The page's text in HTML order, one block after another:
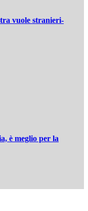
vuole stranieri-
è meglio per la